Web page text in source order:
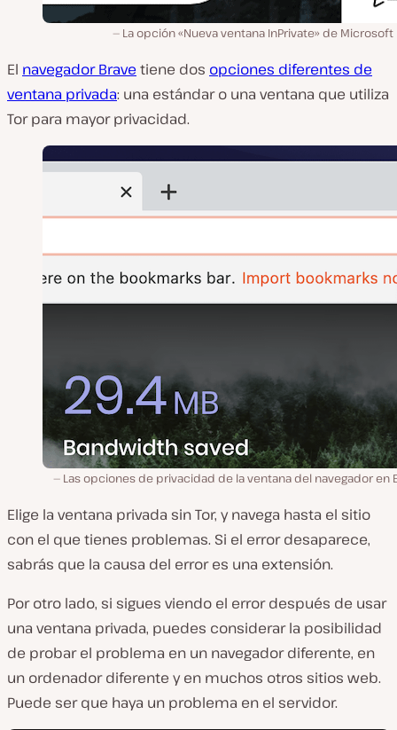
La opción «Nueva ventana InPrivate» de Microsoft
El navegador Brave tiene dos opciones diferentes de
ventana privada: una estándar o una ventana que utiliza
Tor para mayor privacidad.
Las opciones de privacidad de la ventana del navegador en
Elige la ventana privada sin Tor, y navega hasta el sitio
con el que tienes problemas. Si el error desaparece,
sabrás que la causa del error es una extensión.
Por otro lado, si sigues viendo el error después de usar
una ventana privada, puedes considerar la posibilidad
de probar el problema en un navegador diferente, en
un ordenador diferente y en muchos otros sitios web.
Puede ser que haya un problema en el servidor.